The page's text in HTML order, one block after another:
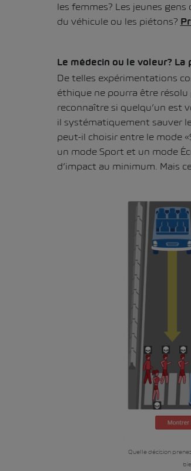
les femmes? Les jeunes
du véhicule ou les piétons?
Le médecin ou le voleur?
De telles expérimentations
éthique ne pourra être
reconnaître si quelqu’un est
il systématiquement sauver
peut-il choisir entre le mode
un mode Sport et un mode
d’impact au minimum. Mais
Quelle décision